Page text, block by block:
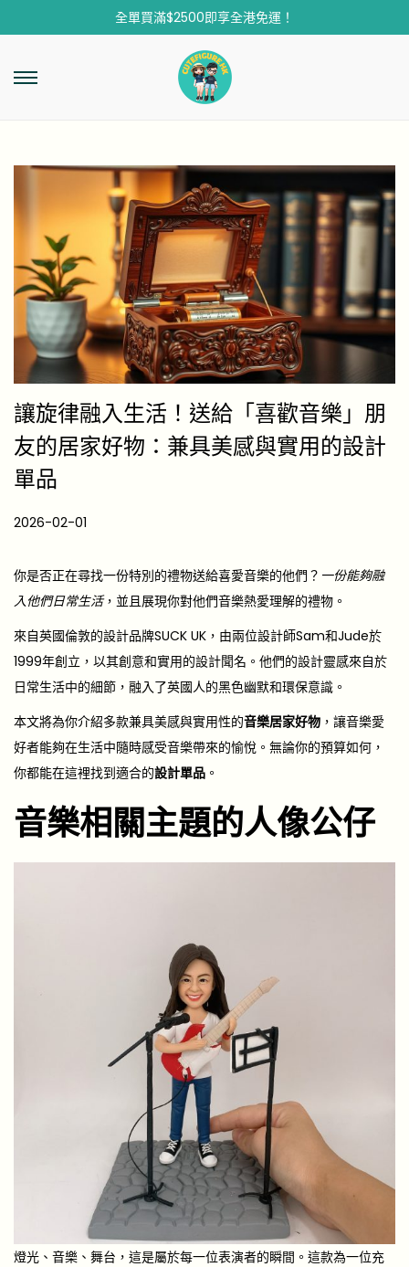
全單買滿$2500即享全港免運！
讓旋律融入生活！送給「喜歡音樂」朋
友的居家好物：兼具美感與實用的設計
單品
P
s
2026-02-01
2
6
0
1
你是否正在尋找一份特別的禮物送給喜愛音樂的他們？ 一份能夠融
入他們日常生活，並且展現你對他們音樂熱愛理解的禮物。
來自英國倫敦的設計品牌SUCK UK，由兩位設計師Sam和Jude於
1999年創立，以其創意和實用的設計聞名。他們的設計靈感來自於
日常生活中的細節，融入了英國人的黑色幽默和環保意識。
本文將為你介紹多款兼具美感與實用性的音樂居家好物 ，讓音樂愛
好者能夠在生活中隨時感受音樂帶來的愉悅。無論你的預算如何，
你都能在這裡找到適合的設計單品 。
音樂相關主題的人像公仔
燈光、音樂、舞台，這是屬於每一位表演者的瞬間。這款為一位充